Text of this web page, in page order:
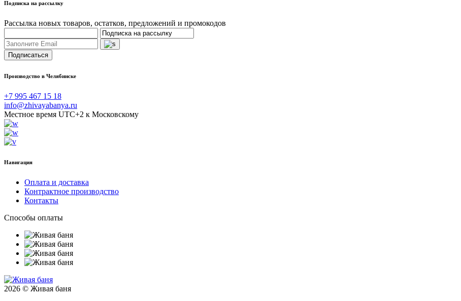
Подписка на рассылку
Рассылка новых товаров, остатков, предложений и промокодов
Подписаться
Производство в Челябинске
+7 995 467 15 18
info@zhivayabanya.ru
Местное время UTC+2 к Московскому
Навигация
Оплата и доставка
Контрактное производство
Контакты
Способы оплаты
2026 © Живая баня